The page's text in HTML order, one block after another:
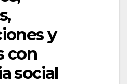
y
con
social